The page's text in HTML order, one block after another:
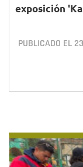
exposición
PUBLICADO EL